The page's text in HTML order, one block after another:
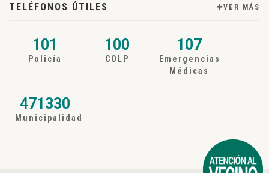
TELÉFONOS ÚTILES VER MÁS
101
Policía
100
COLP
107
Emergencias
Médicas
471330
Municipalidad